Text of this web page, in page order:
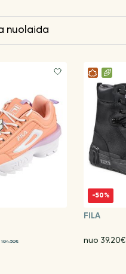
nuolaida
104.50€
-50%
FILA
nuo 39.20€